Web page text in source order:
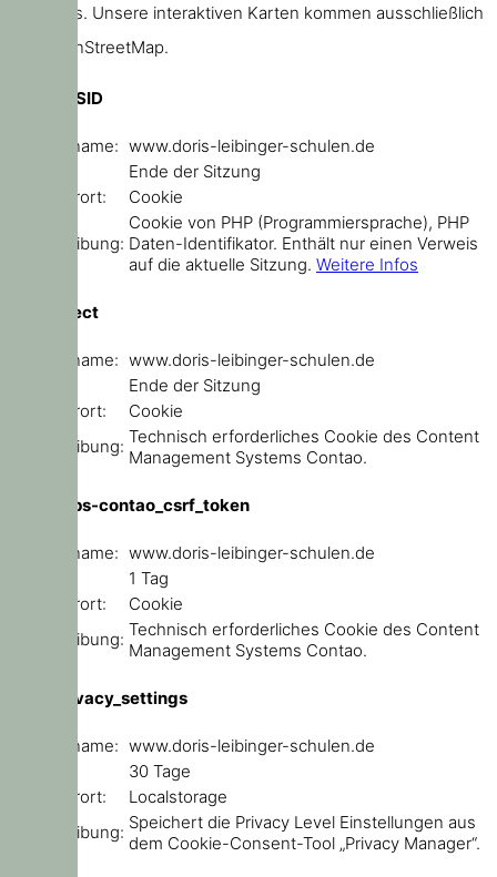
Webfonts. Unsere interaktiven Karten kommen ausschließlich
von OpenStreetMap.
PHPSESSID
Domainname: www.doris-leibinger-schulen.de
Ende der Sitzung
Speicherort:
Cookie
Beschreibung:
Cookie von PHP (Programmiersprache), PHP
Daten-Identifikator. Enthält nur einen Verweis
auf die aktuelle Sitzung. Weitere Infos
sf_redirect
Domainname: www.doris-leibinger-schulen.de
Ende der Sitzung
Speicherort:
Cookie
Beschreibung: Technisch erforderliches Cookie des Content
Management Systems Contao.
csrf_https-contao_csrf_token
Domainname: www.doris-leibinger-schulen.de
1 Tag
Speicherort:
Cookie
Beschreibung: Technisch erforderliches Cookie des Content
Management Systems Contao.
user_privacy_settings
Domainname: www.doris-leibinger-schulen.de
30 Tage
Speicherort:
Localstorage
Beschreibung: Speichert die Privacy Level Einstellungen aus
dem Cookie-Consent-Tool „Privacy Manager“.